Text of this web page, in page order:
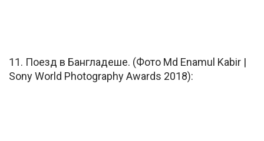
11. Поезд в Бангладеше. (Фото Md Enamul Kabir |
Sony World Photography Awards 2018):